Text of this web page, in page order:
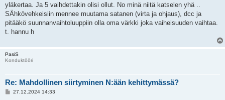
yläkertaa. Ja 5 vaihdettakin olisi ollut. No minä niitä katselen yhä ..
SÄhkövehkeisiin mennee muutama satanen (virta ja ohjaus), dcc ja
pitääkö suunnanvaihtoluuppiin olla oma värkki joka vaiheisuuden vaihtaa.
t. hannu h
PasiS
Konduktööri
Re: Mahdollinen siirtyminen N:ään kehittymässä?
V27.12.2024 14:33